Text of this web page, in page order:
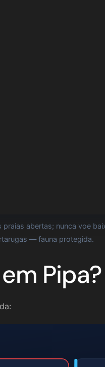
praias abertas; nunca voe
— fauna protegida.
Pipa?